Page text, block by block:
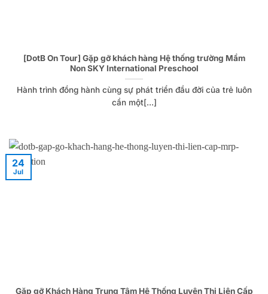
[DotB On Tour] Gặp gỡ khách hàng Hệ thống trường Mầm
Non SKY International Preschool
Hành trình đồng hành cùng sự phát triển đầu đời của trẻ luôn
cần một[...]
Gặp gỡ Khách Hàng Trung Tâm Hệ Thống Luyện Thi Liên Cấp
24
Jul